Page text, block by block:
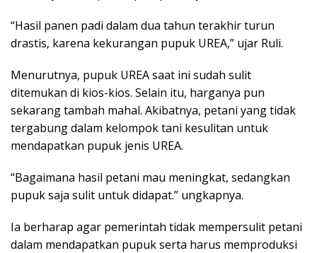
“Hasil panen padi dalam dua tahun terakhir turun
drastis, karena kekurangan pupuk UREA,” ujar Ruli.
Menurutnya, pupuk UREA saat ini sudah sulit
ditemukan di kios-kios. Selain itu, harganya pun
sekarang tambah mahal. Akibatnya, petani yang tidak
tergabung dalam kelompok tani kesulitan untuk
mendapatkan pupuk jenis UREA.
“Bagaimana hasil petani mau meningkat, sedangkan
pupuk saja sulit untuk didapat.” ungkapnya.
Ia berharap agar pemerintah tidak mempersulit petani
dalam mendapatkan pupuk serta harus memproduksi